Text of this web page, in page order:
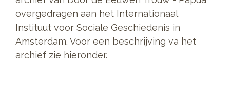
overgedragen aan het Internationaal
Instituut voor Sociale Geschiedenis in
Amsterdam. Voor een beschrijving va het
archief zie hieronder.